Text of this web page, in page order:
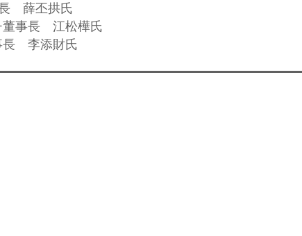
薛丕拱氏
董事長 江松樺氏
長 李添財氏